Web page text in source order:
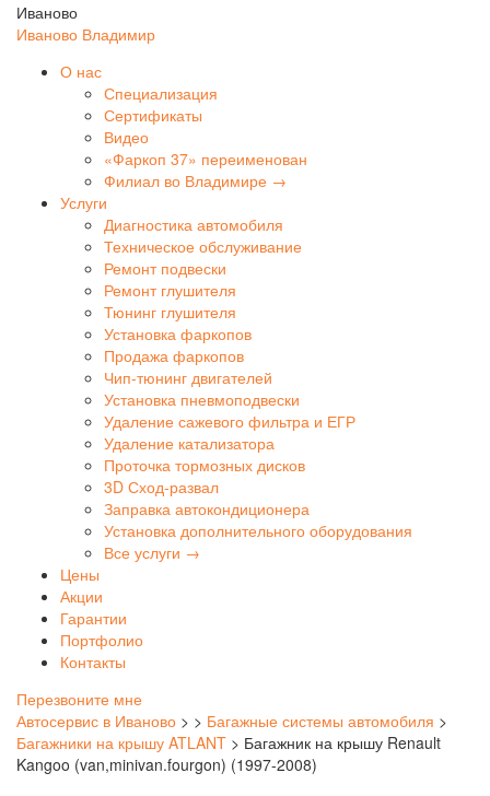
Иваново
Иваново Владимир
О нас
Специализация
Сертификаты
Видео
«Фаркоп 37» переименован
Филиал во Владимире →
Услуги
Диагностика автомобиля
Техническое обслуживание
Ремонт подвески
Ремонт глушителя
Тюнинг глушителя
Установка фаркопов
Продажа фаркопов
Чип-тюнинг двигателей
Установка пневмоподвески
Удаление сажевого фильтра и ЕГР
Удаление катализатора
Проточка тормозных дисков
3D Сход-развал
Заправка автокондиционера
Установка дополнительного оборудования
Все услуги →
Цены
Акции
Гарантии
Портфолио
Контакты
Перезвоните мне
Автосервис в Иваново > > Багажные системы автомобиля >
Багажники на крышу ATLANT > Багажник на крышу Renault
Kangoo (van,minivan.fourgon) (1997-2008)